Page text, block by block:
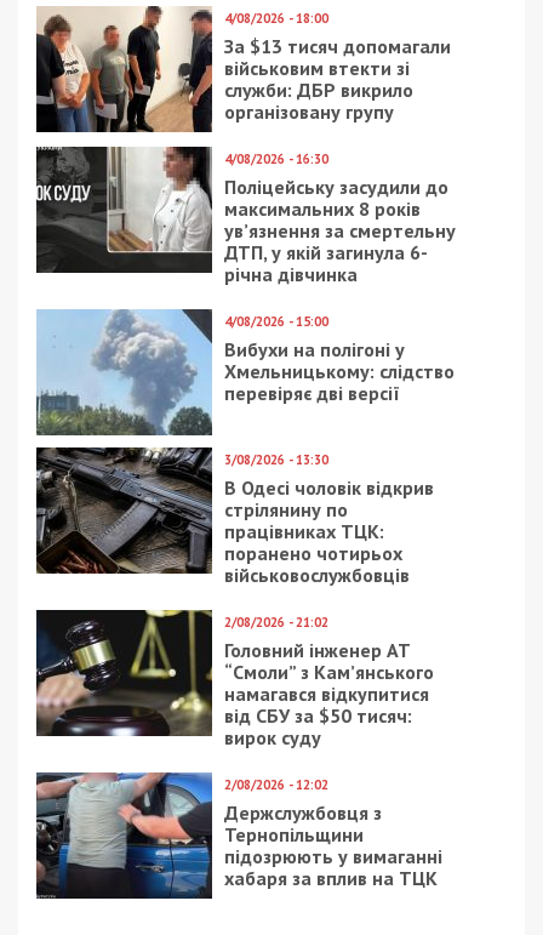
Посадовці трьох РТЦК Тернопільщини
фіктивно мобілізували діючих військових
для покращення показників
Следующая статья:
У Харкові викрили групу з 80-річною
ексмедикинею та артисткою оперного
театру, яка штампувала фейкові
інвалідності
СУСПІЛЬСТВО
7/10/2025 - 12:00
У Львові росіянин під
виглядом добровольця
оборони і шпигував для
фсб
19/01/2021 - 20:00
В Днепре вынесли
приговор водителю,
который сбил
насмерть известного
ведущего: фото
19/06/2019 - 16:40
Днепрян будут
7/05/2021 - 17:30
Умер бывший главврач